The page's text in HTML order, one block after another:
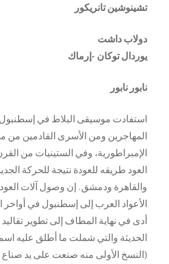
تشينوشين تانريكور
دولاب داشت
يوردال توكان -إرماك
نابور نابور
استفادت موسيقى البلاط في
المهاجرين ومن الأسرى القادمين من
الإمبراطورية، وفي الستينيات من
العود طريقه للعودة نتيجة للحركة
والقاهرة ودمشق. إن وصول آلات
الأعواد العرب إلى إسطنبول في
أدى في نهاية المطاف إلى تطوير
الحديثة والتي شملت ما أطلق عليه اسم
(النسخ الأولى منه صنعت على يد صناع